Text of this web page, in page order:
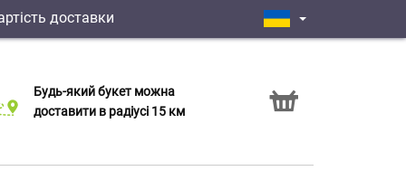
доставки
Будь-який букет можна
доставити в радіусі 15 км
Послуга Click & Collect